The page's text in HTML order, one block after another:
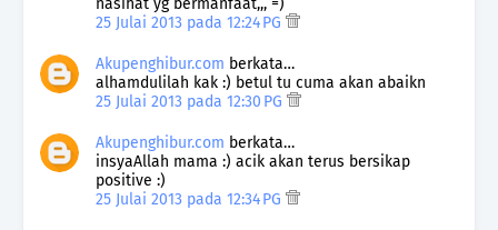
nasihat yg bermanfaat,,, =)
25 Julai 2013 pada 12:24 PG
Akupenghibur.com berkata…
alhamdulilah kak :) betul tu cuma akan abaikn
25 Julai 2013 pada 12:30 PG
Akupenghibur.com berkata…
insyaAllah mama :) acik akan terus bersikap
positive :)
25 Julai 2013 pada 12:34 PG